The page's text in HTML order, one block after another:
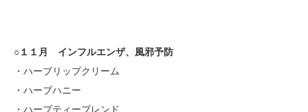
○１１月 インフルエンザ、風邪予防
・ハーブリップクリーム
・ハーブハニー
・ハーブティーブレンド